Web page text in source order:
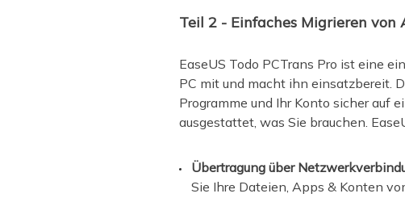
Teil 2 - Einfaches Migrieren
EaseUS Todo PCTrans Pro ist eine
PC mit und macht ihn einsatzbereit.
Programme und Ihr Konto sicher auf
ausgestattet, was Sie brauchen.
Übertragung über
Sie Ihre Dateien, Apps & Konten